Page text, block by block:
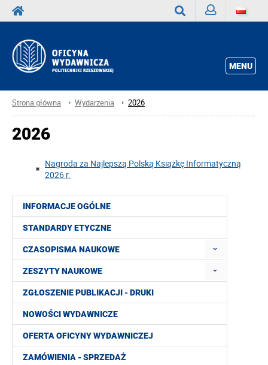
MENU
Strona główna Wydarzenia 2026
INFORMACJE OGÓLNE
STANDARDY ETYCZNE
CZASOPISMA NAUKOWE
ZESZYTY NAUKOWE
ZGŁOSZENIE PUBLIKACJI - DRUKI
NOWOŚCI WYDAWNICZE
OFERTA OFICYNY WYDAWNICZEJ
ZAMÓWIENIA - SPRZEDAŻ
2026
Nagroda za Najlepszą Polską Książkę Informatyczną
2026 r.